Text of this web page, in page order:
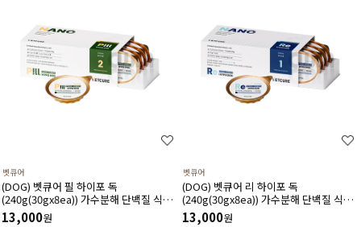
벳큐어
(DOG) 벳큐어 필 하이포 독
(240g(30gx8ea)) 가수분해 단백질 식이
알러지 투약보조 저지방 저나트륨 습식 캔
13,000원
벳큐어
(DOG) 벳큐어 리 하이포 독
(240g(30gx8ea)) 가수분해 단백질 식이
알러지 건강증진 영양보급 습식 캔
13,000원